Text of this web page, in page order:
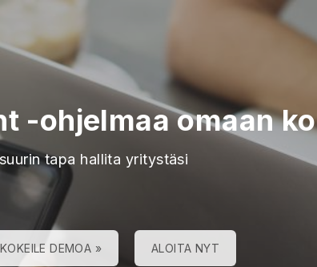
-ohjelmaa omaan
tapa hallita yritystäsi
KOKEILE DEMOA » ALOITA NYT